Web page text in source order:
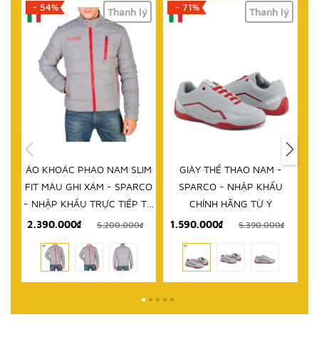
- 71% Thanh lý
GIÀY THỂ THAO NAM -
SPARCO - NHẬP KHẨU
CHÍNH HÃNG TỪ Ý
1.590.000₫
5.390.000₫
- 61% Thanh lý
DÉP NAM - SPARCO - NHẬP
KHẨU CHÍNH HÃNG TỪ Ý
999.000₫ 2.580.000₫